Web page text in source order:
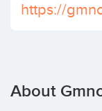
https://
About